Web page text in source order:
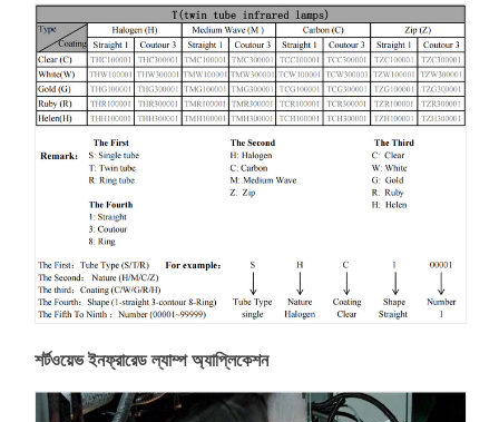
শর্টওয়েভ ইনফ্রারেড ল্যাম্প অ্যাপ্লিকেশন